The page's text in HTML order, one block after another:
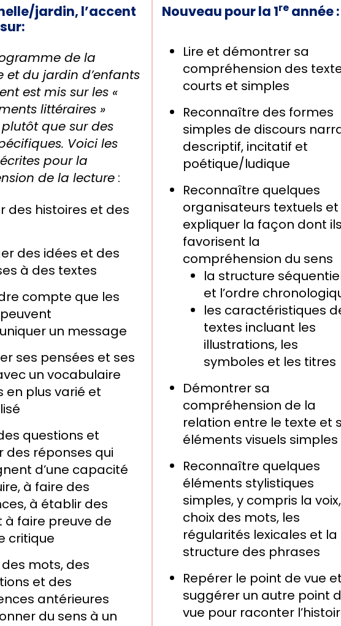
jardin, l’accent
de la
et du jardin d’enfants
est mis sur les «
littéraires »
que sur des
Voici les
pour la
de la lecture:
des histoires et des
des idées et des
à des textes
compte que les
un message
ses pensées et ses
un vocabulaire
en plus varié et
questions et
des réponses qui
d’une capacité
à faire des
à établir des
à faire preuve de
critique
des mots, des
et des
antérieures
du sens à un
Nouveau pour la 1reannée :
Lire et démontrer sa
compréhension des
courts et simples
Reconnaître des formes
simples de discours
descriptif, incitatif et
poétique/ludique
Reconnaître quelques
organisateurs textuels et
expliquer la façon dont ils
favorisent la
compréhension du sens
la structure
et l’ordre
les caractéristiques
textes incluant les
illustrations, les
symboles et les titres
Démontrer sa
compréhension de la
relation entre le texte et
éléments visuels simples
Reconnaître quelques
éléments stylistiques
simples, y compris la
choix des mots, les
régularités lexicales et la
structure des phrases
Repérer le point de vue et
suggérer un autre point
vue pour raconter